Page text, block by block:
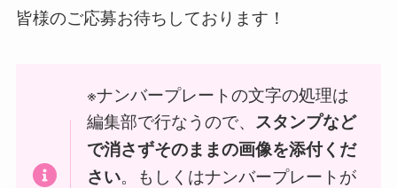
皆様のご応募お待ちしております！
※ナンバープレートの文字の処理は
編集部で行なうので、 スタンプなど
で消さずそのままの画像を添付くだ
さい。もしくはナンバープレートが